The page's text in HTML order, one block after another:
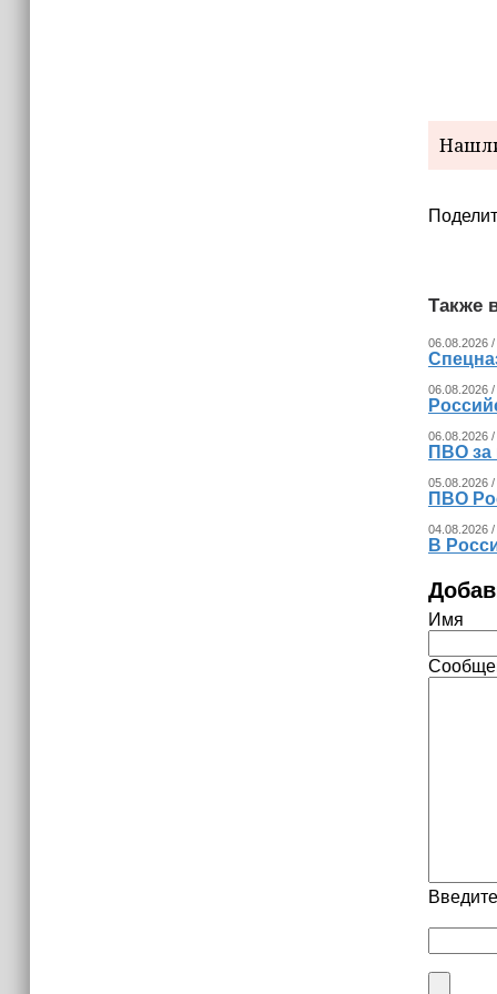
Также
06.08.2026
06.08.2026
06.08.2026
ПВО за
05.08.2026 /
ПВО
04.08.2026
В
Имя